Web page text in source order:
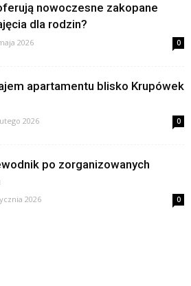
nowoczesne zakopane
dla rodzin?
2026 0
apartamentu blisko Krupówek
2026 0
po zorganizowanych
2026 0